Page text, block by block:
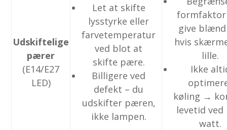
Udskiftelige
pærer
(E14/E27
LED)
Let at skifte
lysstyrke eller
farvetemperatur
ved blot at
skifte pære.
Billigere ved
defekt – du
udskifter pæren,
ikke lampen.
formfaktor
give
hvis
lille.
Ikke
køling →
levetid ved
watt.